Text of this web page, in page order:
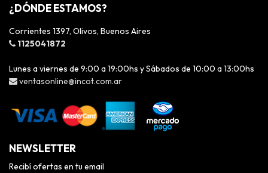
¿DÓNDE ESTAMOS?
Corrientes 1397, Olivos, Buenos Aires
1125041872
Lunes a viernes de 9:00 a 19:00hs y Sábados de 10:00 a 13:00hs
ventasonline@incot.com.ar
NEWSLETTER
Recibí ofertas en tu email